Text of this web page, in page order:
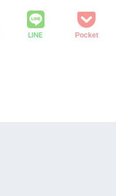
LINE Pocket